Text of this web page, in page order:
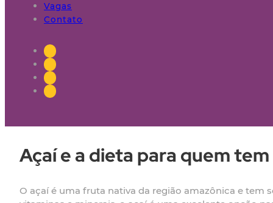
Vagas
Contato
Açaí e a dieta para quem
O açaí é uma fruta nativa da região amazônica e tem